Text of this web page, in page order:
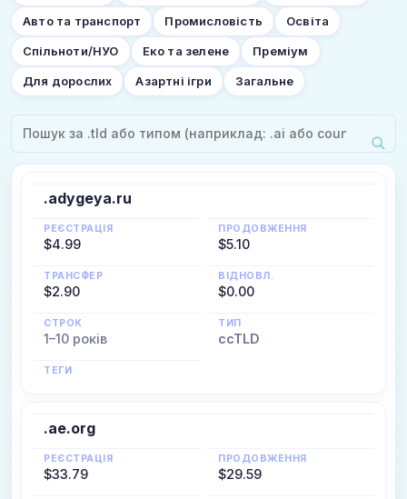
Авто та транспорт Промисловість Освіта
Спільноти/НУО Еко та зелене Преміум
Для дорослих Азартні ігри Загальне
.adygeya.ru
РЕЄСТРАЦІЯ
$4.99
ПРОДОВЖЕННЯ
$5.10
ТРАНСФЕР
$2.90
ВІДНОВЛ.
$0.00
СТРОК
1–10 років
ТИП
ccTLD
ТЕГИ
.ae.org
РЕЄСТРАЦІЯ
$33.79
ПРОДОВЖЕННЯ
$29.59